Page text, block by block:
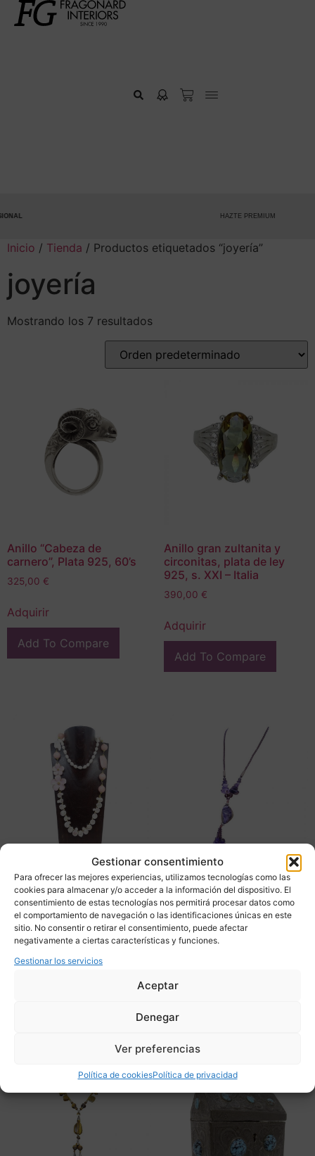
Gestionar consentimiento
Para ofrecer las mejores experiencias, utilizamos tecnologías como las
cookies para almacenar y/o acceder a la información del dispositivo. El
consentimiento de estas tecnologías nos permitirá procesar datos como
el comportamiento de navegación o las identificaciones únicas en este
sitio. No consentir o retirar el consentimiento, puede afectar
negativamente a ciertas características y funciones.
Gestionar los servicios
Aceptar
Denegar
Ver preferencias
Política de cookiesPolítica de privacidad
HAZTE PREMIUM
Inicio / Tienda / Productos etiquetados “joyería”
joyería
Mostrando los 7 resultados
Anillo “Cabeza de
carnero”, Plata 925, 60’s
325,00 €
Adquirir
Add To Compare
Anillo gran zultanita y
circonitas, plata de ley
925, s. XXI – Italia
390,00 €
Adquirir
Add To Compare
Collar perlas barrocas,
cuarzo rosa y flores
esmaltadas, vintage –
Italia
190,00€
Collar plata y amatista,
vintage – Italia
190,00€
Adquirir